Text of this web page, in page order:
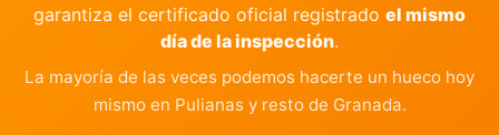
garantiza el certificado oficial registrado el mismo
día de la inspección.
La mayoría de las veces podemos hacerte un hueco hoy
mismo en Pulianas y resto de Granada.